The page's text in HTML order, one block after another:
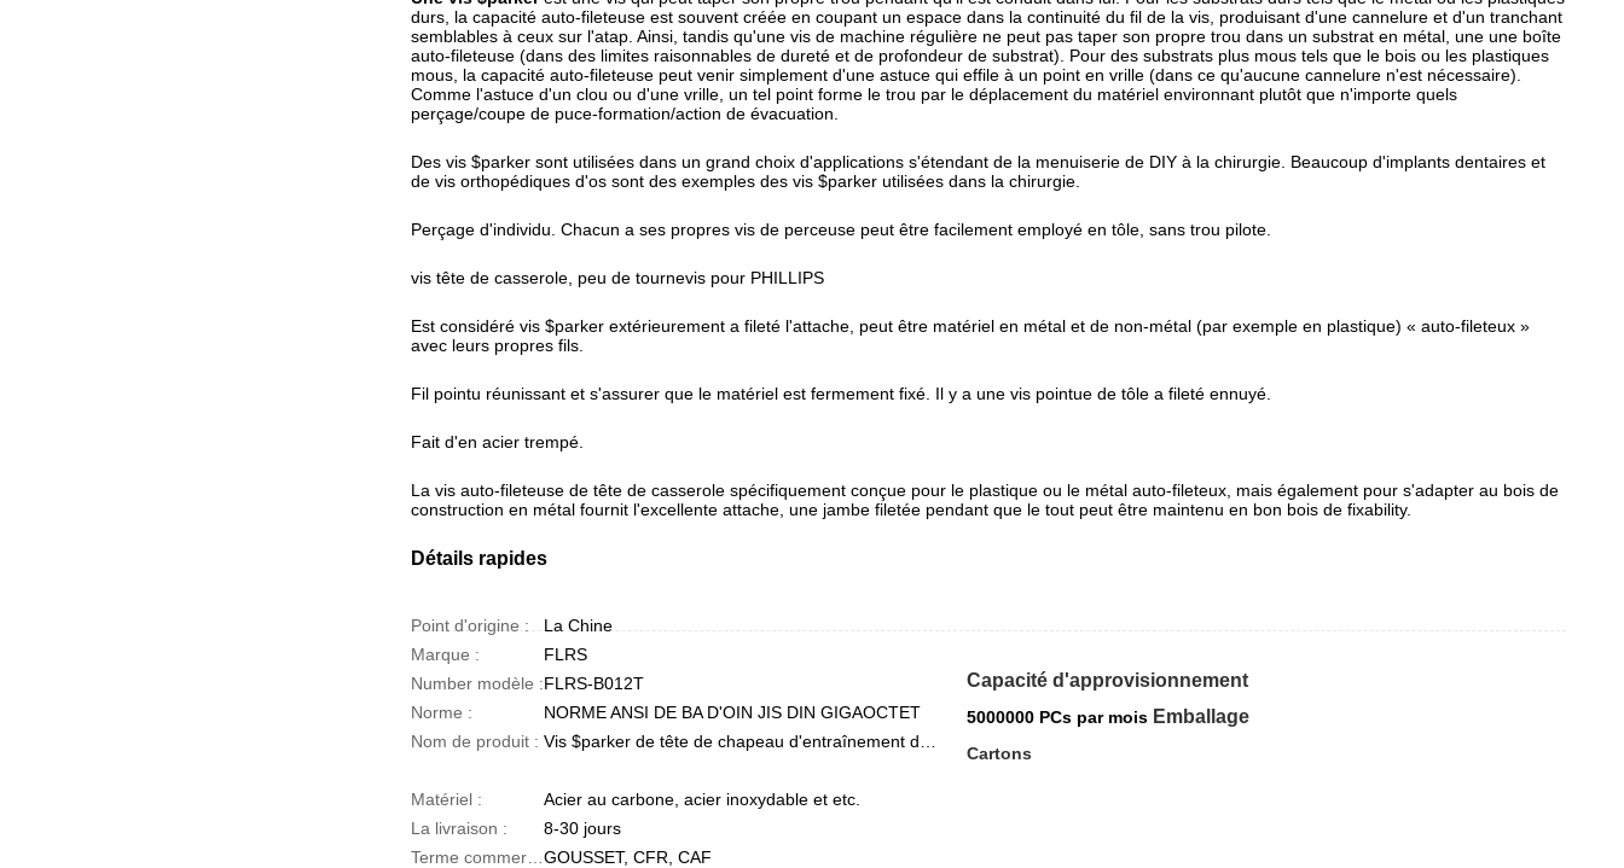
durs, la capacité auto-fileteuse est souvent créée en coupant un espace dans la continuité du fil de la vis, produisant d'une cannelure et d'un tranchant
semblables à ceux sur l'atap. Ainsi, tandis qu'une vis de machine régulière ne peut pas taper son propre trou dans un substrat en métal, une une boîte
auto-fileteuse (dans des limites raisonnables de dureté et de profondeur de substrat). Pour des substrats plus mous tels que le bois ou les plastiques
mous, la capacité auto-fileteuse peut venir simplement d'une astuce qui effile à un point en vrille (dans ce qu'aucune cannelure n'est nécessaire).
Comme l'astuce d'un clou ou d'une vrille, un tel point forme le trou par le déplacement du matériel environnant plutôt que n'importe quels
perçage/coupe de puce-formation/action de évacuation.
Des vis $parker sont utilisées dans un grand choix d'applications s'étendant de la menuiserie de DIY à la chirurgie. Beaucoup d'implants dentaires et
de vis orthopédiques d'os sont des exemples des vis $parker utilisées dans la chirurgie.
Perçage d'individu. Chacun a ses propres vis de perceuse peut être facilement employé en tôle, sans trou pilote.
vis tête de casserole, peu de tournevis pour PHILLIPS
Est considéré vis $parker extérieurement a fileté l'attache, peut être matériel en métal et de non-métal (par exemple en plastique) « auto-fileteux »
avec leurs propres fils.
Fil pointu réunissant et s'assurer que le matériel est fermement fixé. Il y a une vis pointue de tôle a fileté ennuyé.
Fait d'en acier trempé.
La vis auto-fileteuse de tête de casserole spécifiquement conçue pour le plastique ou le métal auto-fileteux, mais également pour s'adapter au bois de
construction en métal fournit l'excellente attache, une jambe filetée pendant que le tout peut être maintenu en bon bois de fixability.
Détails rapides
Point d'origine :
La Chine
Marque :
FLRS
Number modèle :FLRS-B012T
Norme :
NORME ANSI DE BA D'OIN JIS DIN GIGAOCTET
Nom de produit :
Matériel :
Acier au carbone, acier inoxydable et etc.
La livraison :
8-30 jours
GOUSSET, CFR, CAF
Capacité d'approvisionnement
5000000 PCs par mois Emballage
Cartons